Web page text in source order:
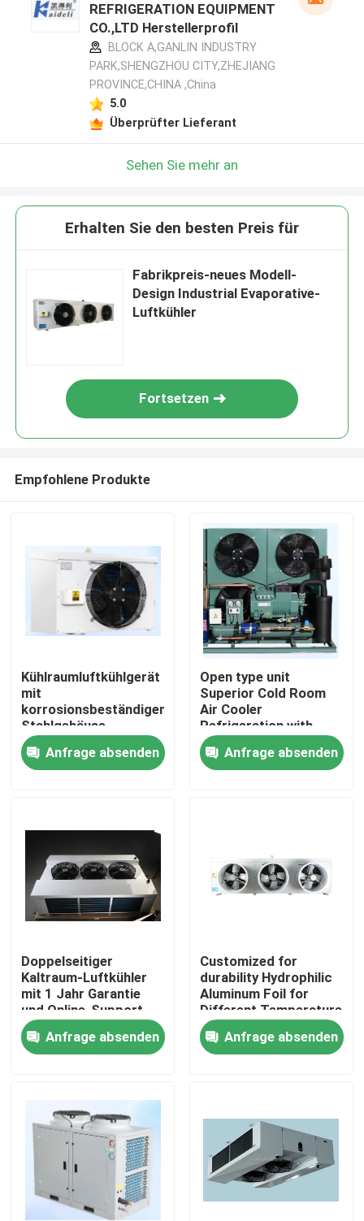
Zu Hause
Über uns
Werksbesichtigung
Qualitätskontrolle
Kontaktieren Sie uns
Neuigkeiten
Rechtssachen
Bitte um ein Angebot
coolroom Verdampfer
REFRIGERATION EQUIPMENT
CO.,LTD Herstellerprofil
BLOCK A,GANLIN INDUSTRY
PARK,SHENGZHOU CITY,ZHEJIANG
PROVINCE,CHINA ,China
5.0
Überprüfter Lieferant
Sehen Sie mehr an
Erhalten Sie den besten Preis für
Fabrikpreis-neues Modell-
Design Industrial Evaporative-
Luftkühler
Fortsetzen
Empfohlene Produkte
Kühlraumluftkühlgerät
mit
korrosionsbeständigem
Stahlgehäuse,
doppelschichtigem
Wasserfach und
Wärmeaustauschrohr
Anfrage absenden
Open type unit
Superior Cold Room
Air Cooler
Refrigeration with
Bitzer Compressor
Comprehensive
Product Line for Wide
Anfrage absenden
Doppelseitiger
Kaltraum-Luftkühler
mit 1 Jahr Garantie
und Online-Support
für Verdampfer
Anfrage absenden
Customized for
durability Hydrophilic
Aluminum Foil for
Different Temperature
and Humidity
Requirements in Cold
Room Condensing Unit
Anfrage absenden